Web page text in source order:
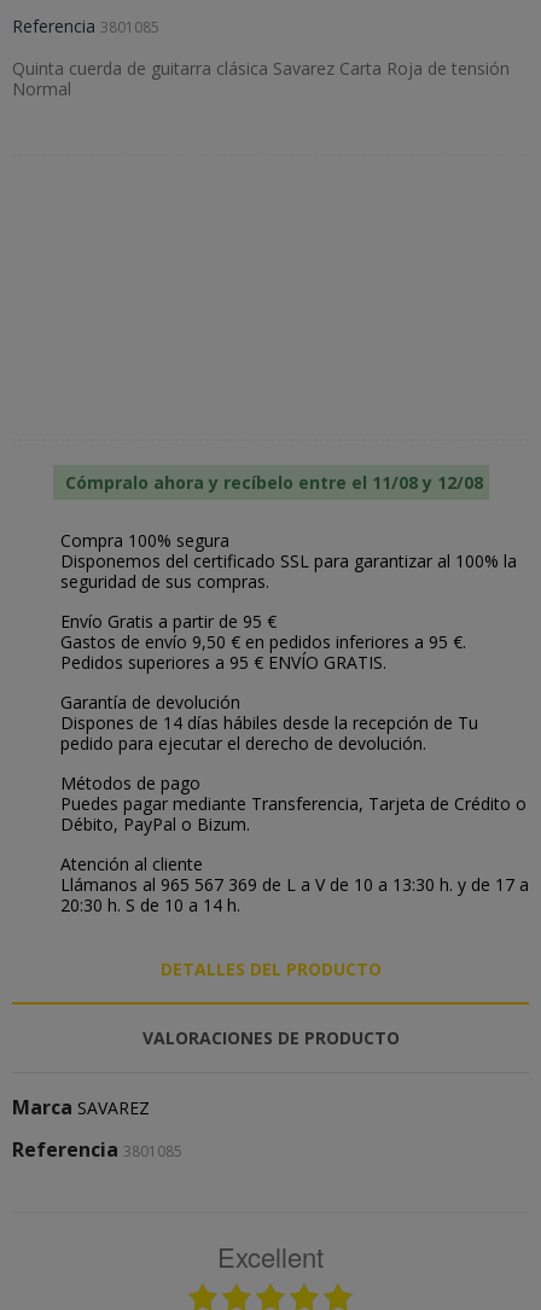
Referencia 3801085
Quinta cuerda de guitarra clásica Savarez Carta Roja de tensión
Normal
Cómpralo ahora y recíbelo entre el 11/08 y 12/08
Compra 100% segura
Disponemos del certificado SSL para garantizar al 100% la
seguridad de sus compras.
Envío Gratis a partir de 95 €
Gastos de envío 9,50 € en pedidos inferiores a 95 €.
Pedidos superiores a 95 € ENVÍO GRATIS.
Garantía de devolución
Dispones de 14 días hábiles desde la recepción de Tu
pedido para ejecutar el derecho de devolución.
Métodos de pago
Puedes pagar mediante Transferencia, Tarjeta de Crédito o
Débito, PayPal o Bizum.
Atención al cliente
Llámanos al 965 567 369 de L a V de 10 a 13:30 h. y de 17 a
20:30 h. S de 10 a 14 h.
DETALLES DEL PRODUCTO
VALORACIONES DE PRODUCTO
Marca SAVAREZ
Referencia 3801085
Excellent